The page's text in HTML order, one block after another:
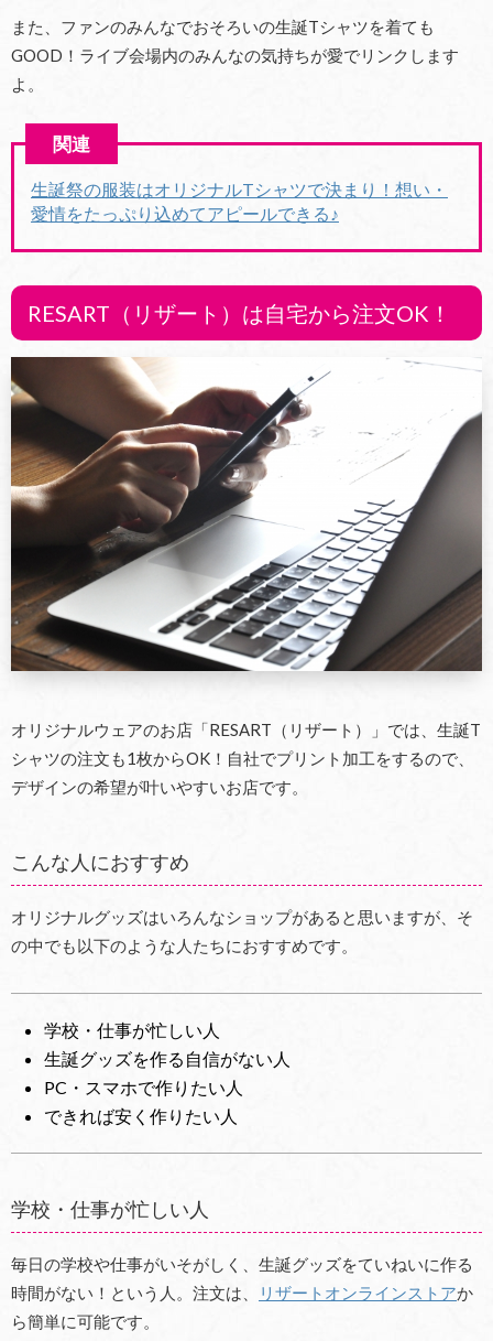
また、ファンのみんなでおそろいの生誕Tシャツを着ても
GOOD！ライブ会場内のみんなの気持ちが愛でリンクします
よ。
生誕祭の服装はオリジナルTシャツで決まり！想い・
愛情をたっぷり込めてアピールできる♪
RESART（リザート）は自宅から注文OK！
オリジナルウェアのお店「RESART（リザート）」では、生誕T
シャツの注文も1枚からOK！自社でプリント加工をするので、
デザインの希望が叶いやすいお店です。
こんな人におすすめ
オリジナルグッズはいろんなショップがあると思いますが、そ
の中でも以下のような人たちにおすすめです。
学校・仕事が忙しい人
生誕グッズを作る自信がない人
PC・スマホで作りたい人
できれば安く作りたい人
学校・仕事が忙しい人
毎日の学校や仕事がいそがしく、生誕グッズをていねいに作る
時間がない！という人。注文は、
リザートオンラインストアか
ら簡単に可能です。